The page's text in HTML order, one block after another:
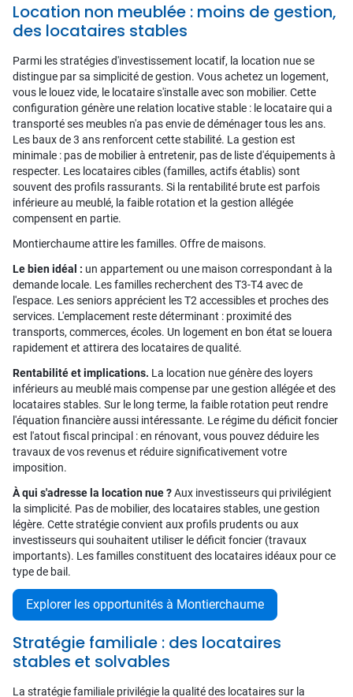
Location non meublée : moins de gestion,
des locataires stables
Parmi les stratégies d'investissement locatif, la location nue se
distingue par sa simplicité de gestion. Vous achetez un logement,
vous le louez vide, le locataire s'installe avec son mobilier. Cette
configuration génère une relation locative stable : le locataire qui a
transporté ses meubles n'a pas envie de déménager tous les ans.
Les baux de 3 ans renforcent cette stabilité. La gestion est
minimale : pas de mobilier à entretenir, pas de liste d'équipements à
respecter. Les locataires cibles (familles, actifs établis) sont
souvent des profils rassurants. Si la rentabilité brute est parfois
inférieure au meublé, la faible rotation et la gestion allégée
compensent en partie.
Montierchaume attire les familles. Offre de maisons.
Le bien idéal : un appartement ou une maison correspondant à la
demande locale. Les familles recherchent des T3-T4 avec de
l'espace. Les seniors apprécient les T2 accessibles et proches des
services. L'emplacement reste déterminant : proximité des
transports, commerces, écoles. Un logement en bon état se louera
rapidement et attirera des locataires de qualité.
Rentabilité et implications. La location nue génère des loyers
inférieurs au meublé mais compense par une gestion allégée et des
locataires stables. Sur le long terme, la faible rotation peut rendre
l'équation financière aussi intéressante. Le régime du déficit foncier
est l'atout fiscal principal : en rénovant, vous pouvez déduire les
travaux de vos revenus et réduire significativement votre
imposition.
À qui s'adresse la location nue ?Aux investisseurs qui privilégient
la simplicité. Pas de mobilier, des locataires stables, une gestion
légère. Cette stratégie convient aux profils prudents ou aux
investisseurs qui souhaitent utiliser le déficit foncier (travaux
importants). Les familles constituent des locataires idéaux pour ce
type de bail.
Explorer les opportunités à Montierchaume
Stratégie familiale : des locataires
stables et solvables
La stratégie familiale privilégie la qualité des locataires sur la